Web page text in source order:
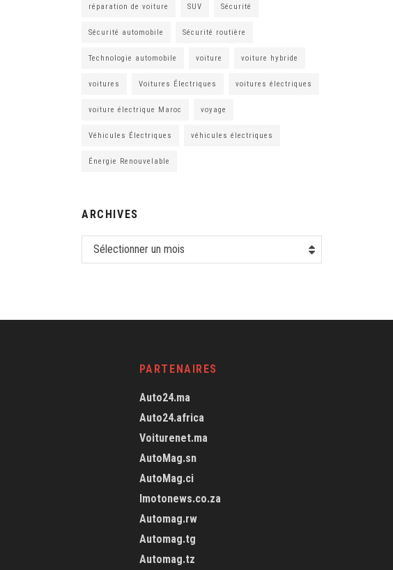
réparation de voiture SUV Sécurité
Sécurité automobile Sécurité routière
Technologie automobile voiture voiture hybride
voitures Voitures Électriques voitures électriques
voiture électrique Maroc voyage
Véhicules Électriques véhicules électriques
Énergie Renouvelable
ARCHIVES
Sélectionner un mois
PARTENAIRES
Auto24.ma
Auto24.africa
Voiturenet.ma
AutoMag.sn
AutoMag.ci
Imotonews.co.za
Automag.rw
Automag.tg
Automag.tz